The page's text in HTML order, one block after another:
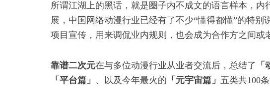
所谓江湖上的黑话，就是圈子内不成文的语言样本，
展，中国网络动漫行业已经有了不少“懂得都懂”的特别
项目宣传，用来调侃业内规则，也会成为合作方之间或
靠谱二次元在与多位动漫行业从业者交流后，总结了 「
「平台篇」 、以及今年最火的 「元宇宙篇」 五类共100